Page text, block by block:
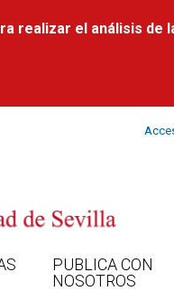
realizar el análisis de
PUBLICA CON
NOSOTROS